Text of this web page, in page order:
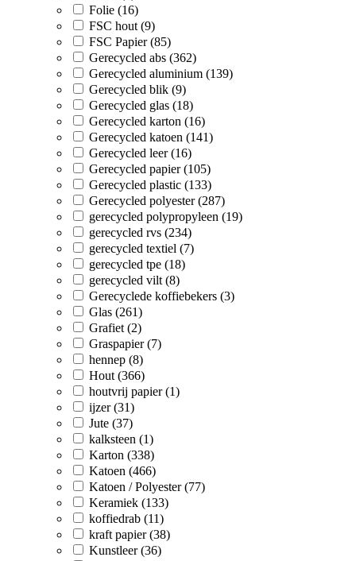
Folie (16)
FSC hout (9)
FSC Papier (85)
Gerecycled abs (362)
Gerecycled aluminium (139)
Gerecycled blik (9)
Gerecycled glas (18)
Gerecycled karton (16)
Gerecycled katoen (141)
Gerecycled leer (16)
Gerecycled papier (105)
Gerecycled plastic (133)
Gerecycled polyester (287)
gerecycled polypropyleen (19)
gerecycled rvs (234)
gerecycled textiel (7)
gerecycled tpe (18)
gerecycled vilt (8)
Gerecyclede koffiebekers (3)
Glas (261)
Grafiet (2)
Graspapier (7)
hennep (8)
Hout (366)
houtvrij papier (1)
ijzer (31)
Jute (37)
kalksteen (1)
Karton (338)
Katoen (466)
Katoen / Polyester (77)
Keramiek (133)
koffiedrab (11)
kraft papier (38)
Kunstleer (36)